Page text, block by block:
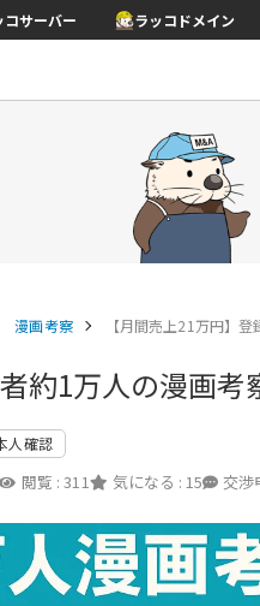
コサーバー ラッコドメイン
漫画考察 【月間売上21万円】
約1万人の漫画
人確認
閲覧 :311 気になる : 15 交渉